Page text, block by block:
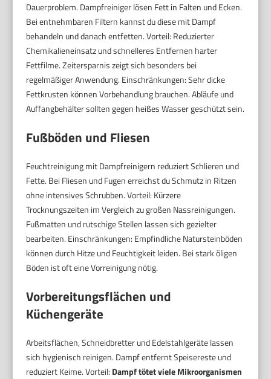
Dauerproblem. Dampfreiniger lösen Fett in Falten und Ecken.
Bei entnehmbaren Filtern kannst du diese mit Dampf
behandeln und danach entfetten. Vorteil: Reduzierter
Chemikalieneinsatz und schnelleres Entfernen harter
Fettfilme. Zeitersparnis zeigt sich besonders bei
regelmäßiger Anwendung. Einschränkungen: Sehr dicke
Fettkrusten können Vorbehandlung brauchen. Abläufe und
Auffangbehälter sollten gegen heißes Wasser geschützt sein.
Fußböden und Fliesen
Feuchtreinigung mit Dampfreinigern reduziert Schlieren und
Fette. Bei Fliesen und Fugen erreichst du Schmutz in Ritzen
ohne intensives Schrubben. Vorteil: Kürzere
Trocknungszeiten im Vergleich zu großen Nassreinigungen.
Fußmatten und rutschige Stellen lassen sich gezielter
bearbeiten. Einschränkungen: Empfindliche Natursteinböden
können durch Hitze und Feuchtigkeit leiden. Bei stark öligen
Böden ist oft eine Vorreinigung nötig.
Vorbereitungsflächen und
Küchengeräte
Arbeitsflächen, Schneidbretter und Edelstahlgeräte lassen
sich hygienisch reinigen. Dampf entfernt Speisereste und
reduziert Keime. Vorteil: Dampf tötet viele Mikroorganismen